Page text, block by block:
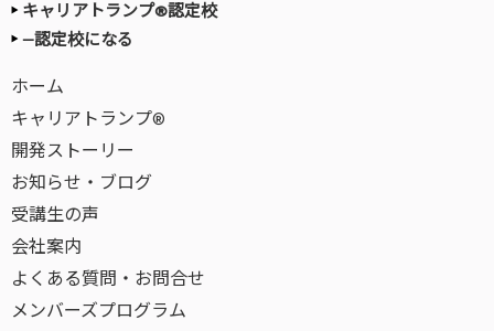
キャリアトランプ®認定校
—認定校になる
ホーム
キャリアトランプ®
開発ストーリー
お知らせ・ブログ
受講生の声
会社案内
よくある質問・お問合せ
メンバーズプログラム